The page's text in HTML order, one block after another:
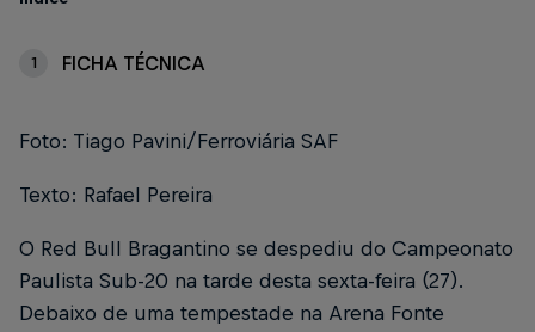
1 FICHA TÉCNICA
Foto: Tiago Pavini/Ferroviária SAF
Texto: Rafael Pereira
O Red Bull Bragantino se despediu do Campeonato
Paulista Sub-20 na tarde desta sexta-feira (27).
Debaixo de uma tempestade na Arena Fonte